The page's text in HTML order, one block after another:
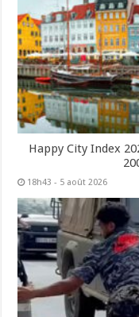
Happy City Index
18h43 - 5 août 2026